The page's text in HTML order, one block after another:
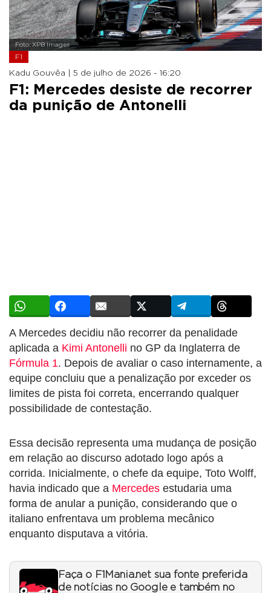
Foto: XPB Images
F1
Kadu Gouvêa | 5 de julho de 2026 - 16:20
F1: Mercedes desiste de recorrer
da punição de Antonelli
A Mercedes decidiu não recorrer da penalidade
aplicada a Kimi Antonelli no GP da Inglaterra de
Fórmula 1. Depois de avaliar o caso internamente, a
equipe concluiu que a penalização por exceder os
limites de pista foi correta, encerrando qualquer
possibilidade de contestação.
Essa decisão representa uma mudança de posição
em relação ao discurso adotado logo após a
corrida. Inicialmente, o chefe da equipe, Toto Wolff,
havia indicado que a Mercedes estudaria uma
forma de anular a punição, considerando que o
italiano enfrentava um problema mecânico
enquanto disputava a vitória.
Faça o F1Mania.net sua fonte preferida
de notícias no Google e também no